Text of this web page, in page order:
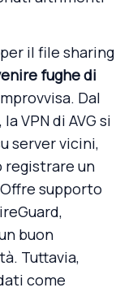
il file sharing
fughe di
Dal
VPN di AVG si
server vicini,
registrare un
supporto
buon
Tuttavia,
come